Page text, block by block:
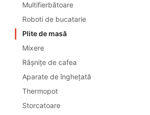
Multifierbătoare
Roboti de bucatarie
Plite de masă
Mixere
Râşniţe de cafea
Aparate de îngheţată
Thermopot
Storcatoare